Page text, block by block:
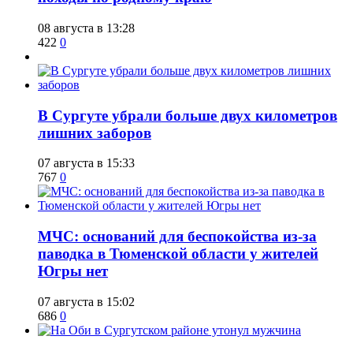
08 августа в 13:28
422 0
​В Сургуте убрали больше двух километров
лишних заборов
07 августа в 15:33
767 0
​МЧС: оснований для беспокойства из-за
паводка в Тюменской области у жителей
Югры нет
07 августа в 15:02
686 0